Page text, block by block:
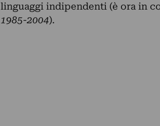
linguaggi indipendenti (è ora in
1985-2004).